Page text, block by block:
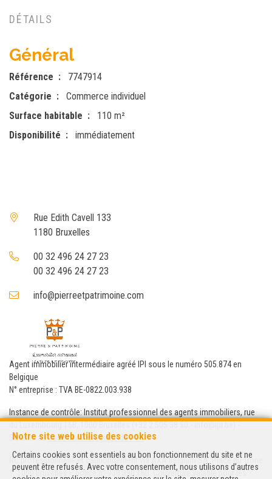
DÉTAILS
Général
Référence
7747914
Catégorie
Commerce individuel
Surface habitable
110 m²
Disponibilité
immédiatement
Notre site web utilise des cookies
Certains cookies sont essentiels au bon fonctionnement du site et ne
peuvent être refusés. Avec votre consentement, nous utilisons d’autres
Rue Edith Cavell 133
1180 Bruxelles
00 32 496 24 27 23
00 32 496 24 27 23
info@pierreetpatrimoine.com
Agent immobilier intermédiaire agréé IPI sous le numéro 505.874 en
Belgique
N° entreprise : TVA BE-0822.003.938
Instance de contrôle: Institut professionnel des agents immobiliers, rue
Soumis aucode déontologique de l’ IPI
RC professionnelle et cautionnement via AXA Belgium SA, Place du Trône
1, 1000 Bruxelles – police n° 730.390.160. Couverture valable pour les